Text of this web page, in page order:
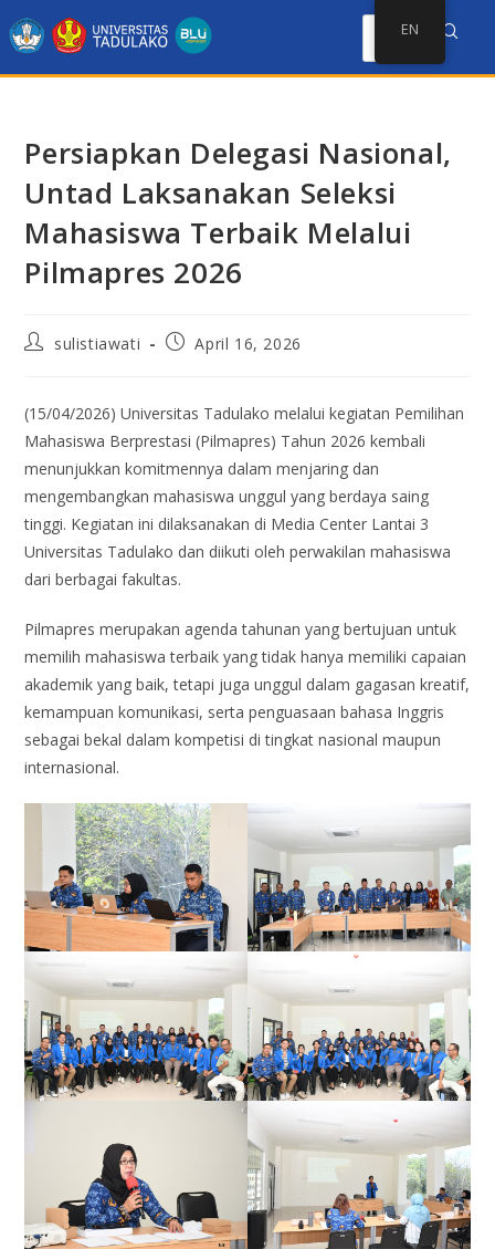
Persiapkan Delegasi Nasional,
Untad Laksanakan Seleksi
Mahasiswa Terbaik Melalui
Pilmapres 2026
sulistiawati April 16, 2026
(15/04/2026) Universitas Tadulako melalui kegiatan Pemilihan
Mahasiswa Berprestasi (Pilmapres) Tahun 2026 kembali
menunjukkan komitmennya dalam menjaring dan
mengembangkan mahasiswa unggul yang berdaya saing
tinggi. Kegiatan ini dilaksanakan di Media Center Lantai 3
Universitas Tadulako dan diikuti oleh perwakilan mahasiswa
dari berbagai fakultas.
Pilmapres merupakan agenda tahunan yang bertujuan untuk
memilih mahasiswa terbaik yang tidak hanya memiliki capaian
akademik yang baik, tetapi juga unggul dalam gagasan kreatif,
kemampuan komunikasi, serta penguasaan bahasa Inggris
sebagai bekal dalam kompetisi di tingkat nasional maupun
internasional.
EN